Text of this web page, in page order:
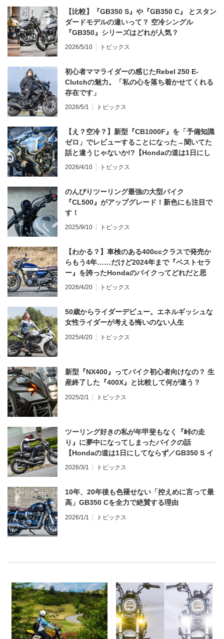
【比較】『GB350 S』や『GB350 C』 とスタン
ダードモデルの違いって？ 空冷シングル
『GB350』シリーズはどれが人気？
2026/5/10 トピックス
初心者ママライダーの感じたRebel 250 E-
Clutchの魅力。「私の心を落ち着かせてくれる
存在です」
2026/5/1 トピックス
【え？空冷？】新型『CB1000F』を「予備知識
ゼロ」でレビューすることになった→聞いてた
話と違うじゃないか!?【Hondaの道は1日にし
てならず／CB1000F ①第一印象 編】
2026/4/10 トピックス
のんびりツーリング最強の大型バイク
『CL500』がアップグレード！新色にも注目で
す！
2025/9/10 トピックス
【わかる？】車検のある400ccクラスで発売か
らもう4年……だけど2024年まで『ベストセラ
ー』を誇ったHondaのバイクってどれだと思
う？
2026/4/20 トピックス
50歳からライダーデビュー。エネルギッシュな
女性ライダーが考える悔いのない人生
2025/4/20 トピックス
新型『NX400』ってバイク初心者向けなの？ 生
産終了した『400X』と比較して何が違う？
2025/2/1 トピックス
ツーリング好きの私が年甲斐もなく『峠の走
り』に夢中になってしまったバイクの話
【Hondaの道は1日にしてならず／GB350 S イ
ンプレ・レビュー 前編】
2026/3/1 トピックス
10年、20年後も色褪せない「控えめに言って最
高」GB350 Cを全力で絶賛する理由
2026/1/1 トピックス